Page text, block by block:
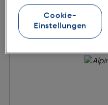
Cookie-
Einstellungen